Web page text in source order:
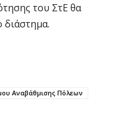
του ΣτΕ θα
διάστημα.
Αναβάθμισης Πόλεων